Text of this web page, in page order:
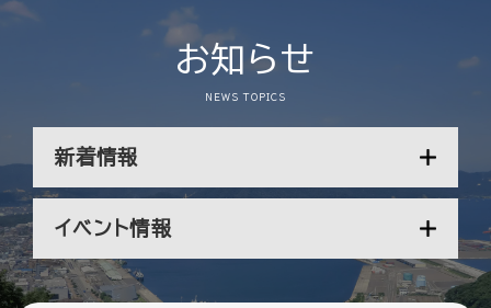
お知らせ
NEWS TOPICS
新着情報
イベント情報